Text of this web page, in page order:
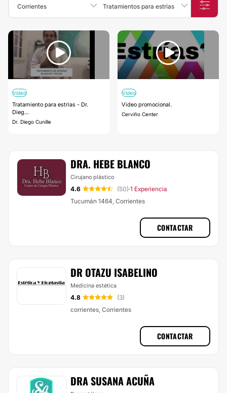
Corrientes Tratamientos para estrías
Video
Tratamiento para estrías - Dr.
Dieg...
Dr. Diego Cunille
Video
Video promocional.
Cerviño Center
DRA. HEBE BLANCO
Cirujano plástico
4.6 (50)·1 Experiencia
Tucumán 1464, Corrientes
CONTACTAR
DR OTAZU ISABELINO
Medicina estética
4.8
(3)
corrientes, Corrientes
CONTACTAR
DRA SUSANA ACUÑA